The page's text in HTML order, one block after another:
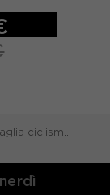
ciclismo m/corta